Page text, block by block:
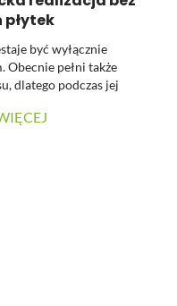
być wyłącznie
Obecnie pełni także
dlatego podczas jej
powierzchni w